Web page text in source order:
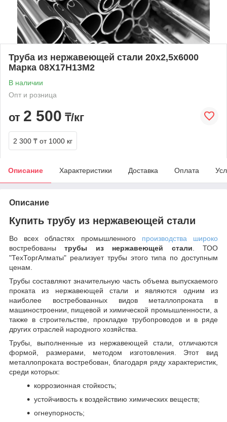
Труба из нержавеющей стали 20х2,5х6000
Марка 08Х17Н13М2
В наличии
Опт и розница
от 2 500 ₸/кг
2 300 ₸ от 1000 кг
Описание Характеристики Доставка Оплата
Описание
Купить трубу из нержавеющей стали
Во всех областях промышленногопроизводства широко
востребованытрубы из нержавеющей стали. ТОО
"ТехТоргАлматы" реализует трубы этого типа по доступным
ценам.
Трубы составляют значительную часть объема выпускаемого
проката из нержавеющей стали и являются одним из
наиболее востребованных видов металлопроката в
машиностроении, пищевой и химической промышленности, а
также в строительстве, прокладке трубопроводов и в ряде
других отраслей народного хозяйства.
Трубы, выполненные из нержавеющей стали, отличаются
формой, размерами, методом изготовления. Этот вид
металлопроката востребован, благодаря ряду характеристик,
среди которых:
коррозионная стойкость;
устойчивость к воздействию химических веществ;
огнеупорность;